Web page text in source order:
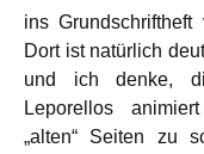
ins
Dort ist natürlich
und ich denke,
Leporellos
„alten“ Seiten zu